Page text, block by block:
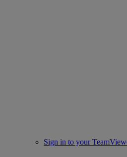
Sign in to your